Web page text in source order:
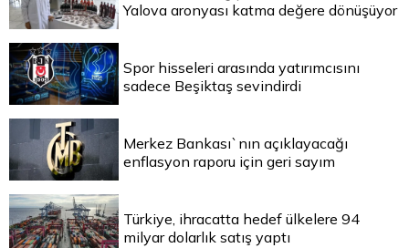
Yalova aronyası katma değere dönüşüyor
Spor hisseleri arasında yatırımcısını
sadece Beşiktaş sevindirdi
Merkez Bankası`nın açıklayacağı
enflasyon raporu için geri sayım
Türkiye, ihracatta hedef ülkelere 94
milyar dolarlık satış yaptı